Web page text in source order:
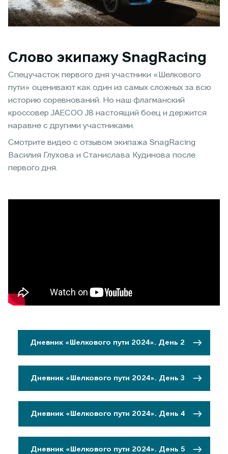
Слово экипажу SnagRacing
Спецучасток первого дня участники «Шелкового
пути» оценивают как один из самых сложных за всю
историю соревнований. Но наш флагманский
кроссовер JAECOO J8 настоящий боец и держится
наравне с другими участниками.
Смотрите видео с отзывом экипажа SnagRacing
Василия Глухова и Станислава Кудинова после
первого дня.
Дневник «Шелкового пути 2024». День 2
Дневник «Шелкового пути 2024». День 3
Дневник «Шелкового пути 2024». День 4
Дневник «Шелкового пути 2024». День 5